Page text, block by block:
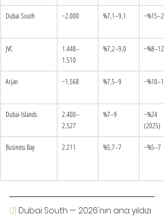
Dubai South ~2.000 %7,1–9,1 ~%15–20
JVC
1.448–
1.510
%7,2–9,0 ~%8–12
Arjan ~1.568 %7,5–9 ~%10–15
Dubai Islands
2.400–
2.527
%7–9
~%24
(2025)
Business Bay 2.211 %5,7–7 ~%5–7
01 Dubai South — 2026'nın ana yıldızı